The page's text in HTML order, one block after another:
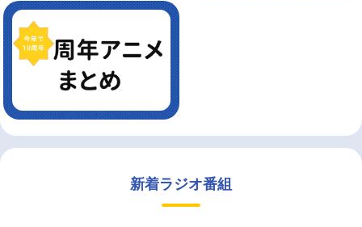
新着ラジオ番組